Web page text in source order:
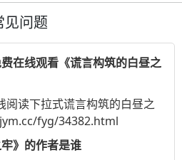
见问题
在线观看《谎言构筑的白昼之
阅读下拉式谎言构筑的白昼之
fyg/34382.html
》的作者是谁